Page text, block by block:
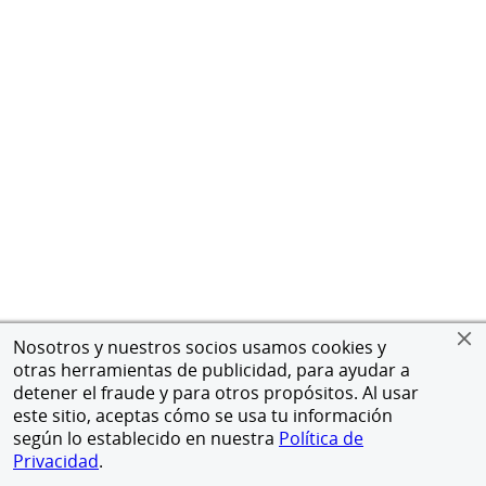
Nosotros y nuestros socios usamos cookies y
otras herramientas de publicidad, para ayudar a
detener el fraude y para otros propósitos. Al usar
este sitio, aceptas cómo se usa tu información
según lo establecido en nuestra Política de
Privacidad.